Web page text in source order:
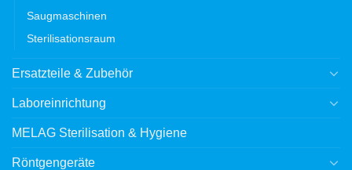
Saugmaschinen
Sterilisationsraum
Ersatzteile & Zubehör
Laboreinrichtung
MELAG Sterilisation & Hygiene
Röntgengeräte